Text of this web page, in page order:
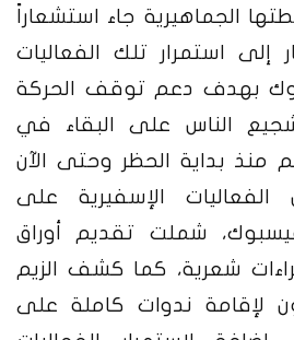
الجماهيرية جاء استشعاراً
إلى استمرار تلك الفعاليات
بهدف دعم توقف الحركة
الناس على البقاء في
منذ بداية الحظر وحتى الآن
الإسفيرية على
شملت تقديم أوراق
شعرية، كما كشف الزيم
لإقامة ندوات كاملة على